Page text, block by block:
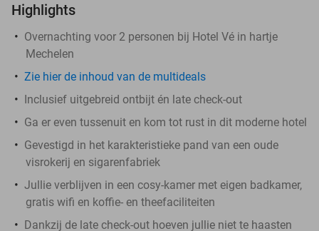
Highlights
Overnachting voor 2 personen bij Hotel Vé in hartje
Mechelen
Zie hier de inhoud van de multideals
Inclusief uitgebreid ontbijt én late check-out
Ga er even tussenuit en kom tot rust in dit moderne hotel
Gevestigd in het karakteristieke pand van een oude
visrokerij en sigarenfabriek
Jullie verblijven in een cosy-kamer met eigen badkamer,
gratis wifi en koffie- en theefaciliteiten
Dankzij de late check-out hoeven jullie niet te haasten